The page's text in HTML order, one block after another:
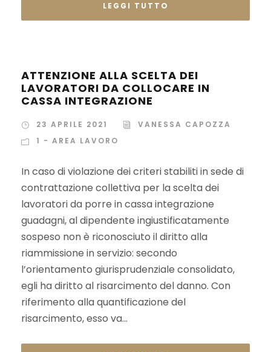
LEGGI TUTTO
ATTENZIONE ALLA SCELTA DEI
LAVORATORI DA COLLOCARE IN
CASSA INTEGRAZIONE
23 APRILE 2021
VANESSA CAPOZZA
1 - AREA LAVORO
In caso di violazione dei criteri stabiliti in sede di
contrattazione collettiva per la scelta dei
lavoratori da porre in cassa integrazione
guadagni, al dipendente ingiustificatamente
sospeso non è riconosciuto il diritto alla
riammissione in servizio: secondo
l’orientamento giurisprudenziale consolidato,
egli ha diritto al risarcimento del danno. Con
riferimento alla quantificazione del
risarcimento, esso va...